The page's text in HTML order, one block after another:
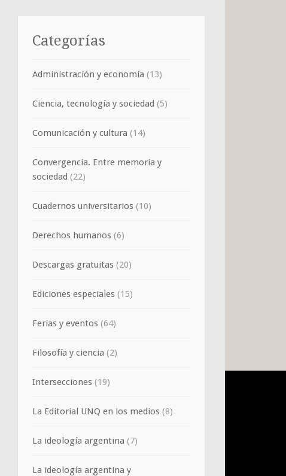
Categorías
Administración y economía (13)
Ciencia, tecnología y sociedad (5)
Comunicación y cultura (14)
Convergencia. Entre memoria y
sociedad (22)
Cuadernos universitarios (10)
Derechos humanos (6)
Descargas gratuitas (20)
Ediciones especiales (15)
Ferias y eventos (64)
Filosofía y ciencia (2)
Intersecciones (19)
La Editorial UNQ en los medios (8)
La ideología argentina (7)
La ideología argentina y